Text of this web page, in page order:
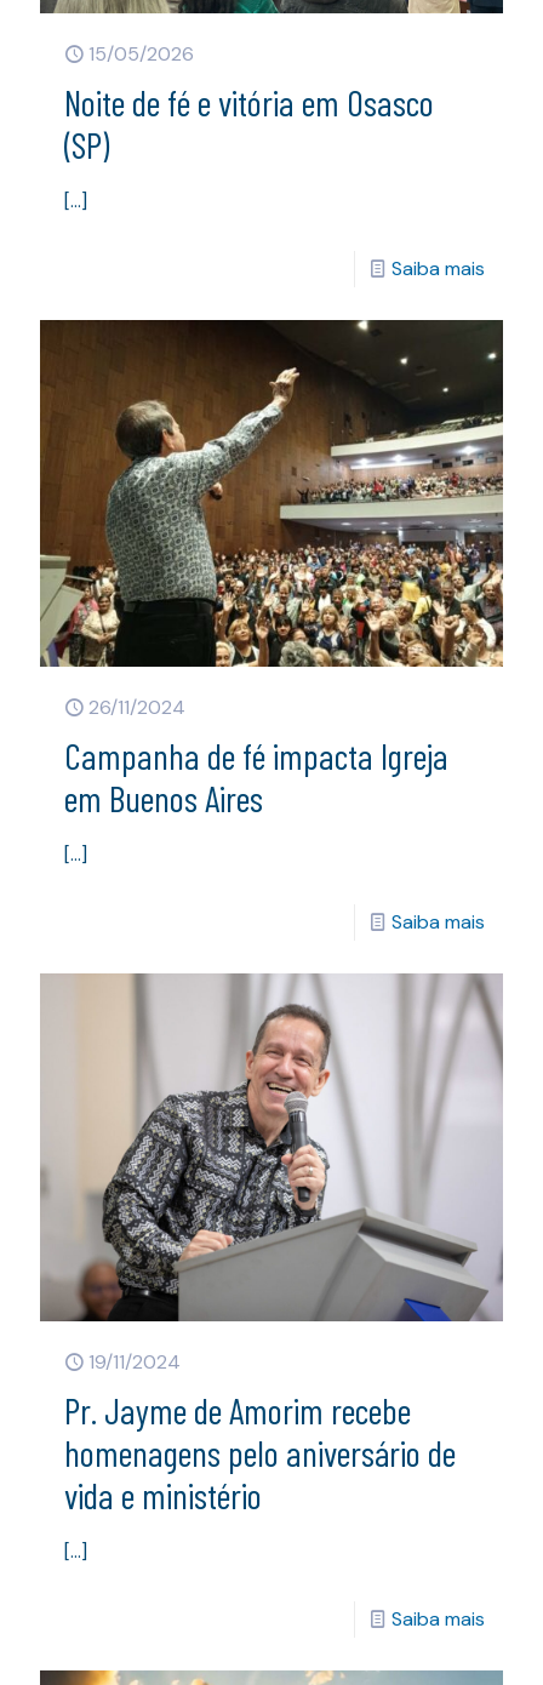
15/05/2026
Noite de fé e vitória em Osasco
(SP)
[…]
Saiba mais
26/11/2024
Campanha de fé impacta Igreja
em Buenos Aires
[…]
Saiba mais
19/11/2024
Pr. Jayme de Amorim recebe
homenagens pelo aniversário de
vida e ministério
[…]
Saiba mais